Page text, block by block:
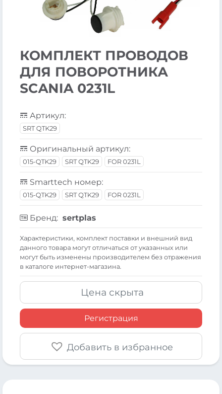
КОМПЛЕКТ ПРОВОДОВ
ДЛЯ ПОВОРОТНИКА
SCANIA 0231L
Артикул:
SRT QTK29
Оригинальный артикул:
015-QTK29 SRT QTK29 FOR 0231L
Smarttech номер:
015-QTK29 SRT QTK29 FOR 0231L
Бренд: sertplas
Xарактеристики, комплект поставки и внешний вид
данного товара могут отличаться от указанных или
могут быть изменены производителем без отражения
в каталоге интернет-магазина.
Цена скрыта
Регистрация
Добавить в избранное